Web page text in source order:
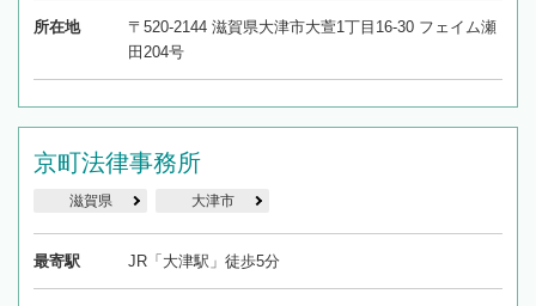
所在地
〒520-2144 滋賀県大津市大萱1丁目16-30 フェイム瀬
田204号
京町法律事務所
滋賀県 大津市
最寄駅 JR「大津駅」徒歩5分